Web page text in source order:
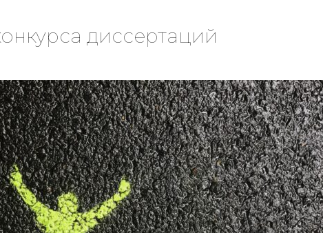
диссертаций